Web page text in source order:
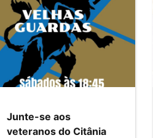
Junte-se aos
veteranos do Citânia